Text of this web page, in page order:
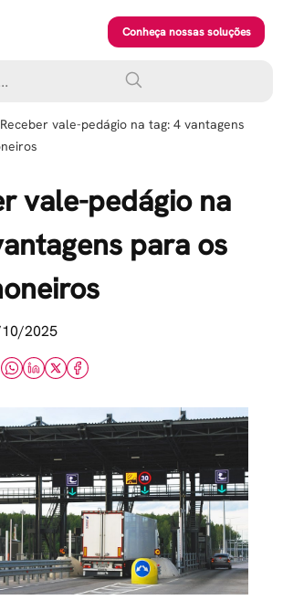
Conheça nossas soluções
Receber vale-pedágio na tag: 4 vantagens
vale-pedágio na
para os
2025